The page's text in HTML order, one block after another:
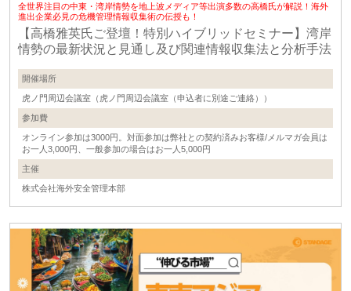
全世界注目の中東・湾岸情勢を地上波メディア等出演多数の高橋氏が解説！海外
進出企業必見の危機管理情報収集術の伝授も！
【高橋雅英氏ご登壇！特別ハイブリッドセミナー】湾岸
情勢の最新状況と見通し及び関連情報収集法と分析手法
開催場所
虎ノ門周辺会議室（虎ノ門周辺会議室（申込者に別途ご連絡））
参加費
オンライン参加は3000円。対面参加は弊社との契約済みお客様/メルマガ会員は
お一人3,000円、一般参加の場合はお一人5,000円
主催
株式会社海外安全管理本部